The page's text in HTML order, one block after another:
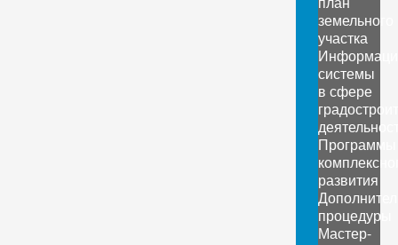
земельного
участка
системы
в сфере
Программы
развития
процедуры
Мастер-